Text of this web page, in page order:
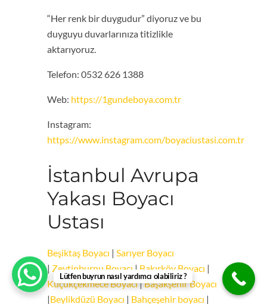
“Her renk bir duygudur” diyoruz ve bu
duyguyu duvarlarınıza titizlikle
aktarıyoruz.
Telefon: 0532 626 1388
Web: https://1gundeboya.com.tr
Instagram:
https://www.instagram.com/boyaciustasi.com.tr
İstanbul Avrupa
Yakası Boyacı
Ustası
Beşiktaş Boyacı | Sarıyer Boyacı
| Zeytinburnu Boyacı | Bakırköy Boyacı |
Küçükçekmece Boyacı|Başakşehir Boyacı
|Beylikdüzü Boyacı | Bahçeşehir boyacı |
Lütfen buyrun nasıl yardımcı olabiliriz ?